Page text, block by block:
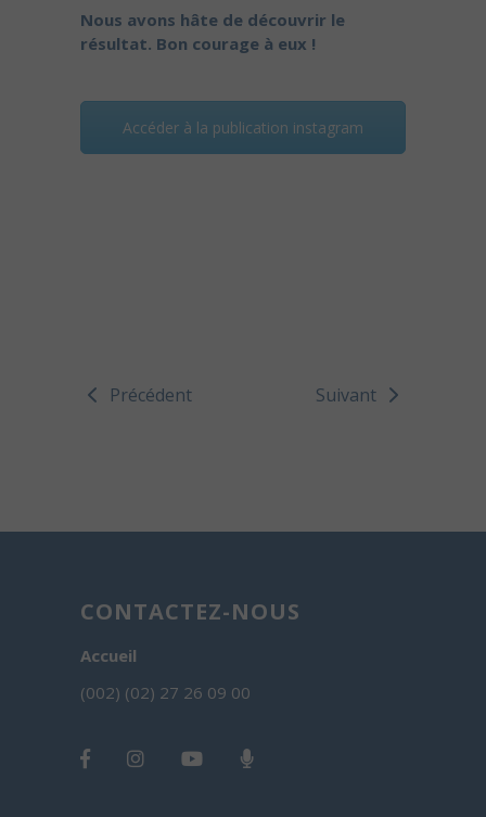
Nous avons hâte de découvrir le
résultat. Bon courage à eux !
Accéder à la publication instagram
Précédent Suivant
CONTACTEZ-NOUS
Accueil
(002) (02) 27 26 09 00